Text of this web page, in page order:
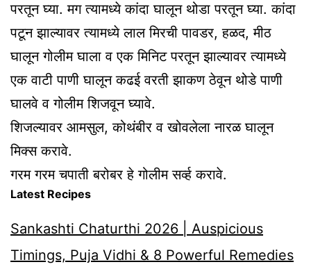
परतून घ्या. मग त्यामध्ये कांदा घालून थोडा परतून घ्या. कांदा
पटून झाल्यावर त्यामध्ये लाल मिरची पावडर, हळद, मीठ
घालून गोलीम घाला व एक मिनिट परतून झाल्यावर त्यामध्ये
एक वाटी पाणी घालून कढई वरती झाकण ठेवून थोडे पाणी
घालवे व गोलीम शिजवून घ्यावे.
शिजल्यावर आमसुल, कोथंबीर व खोवलेला नारळ घालून
मिक्स करावे.
गरम गरम चपाती बरोबर हे गोलीम सर्व्ह करावे.
Latest Recipes
Sankashti Chaturthi 2026 | Auspicious
Timings, Puja Vidhi & 8 Powerful Remedies